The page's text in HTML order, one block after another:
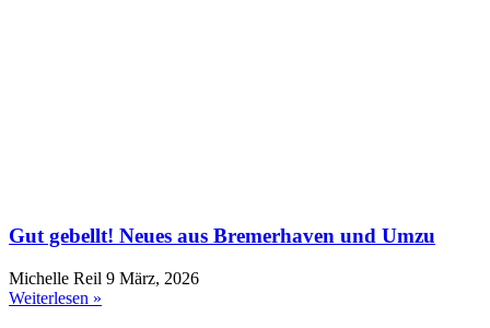
Gut gebellt! Neues aus Bremerhaven und Umzu
Michelle Reil 9 März, 2026
Weiterlesen »